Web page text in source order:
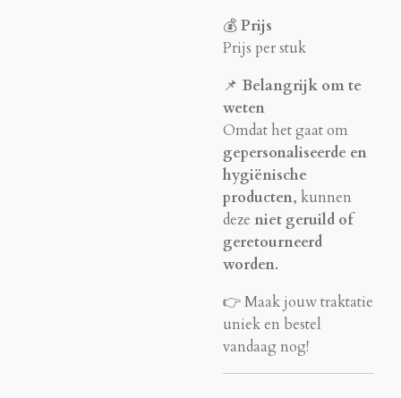
💰Prijs
Prijs per stuk
📌 Belangrijk om te
weten
Omdat het gaat om
gepersonaliseerde en
hygiënische
producten, kunnen
deze niet geruild of
geretourneerd
worden.
👉 Maak jouw traktatie
uniek en bestel
vandaag nog!